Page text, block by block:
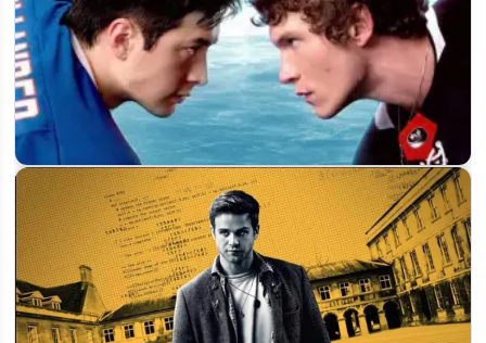
«Жаркое соперничество» (Heated Rivalry): будет ли 2 сезон и
когда…